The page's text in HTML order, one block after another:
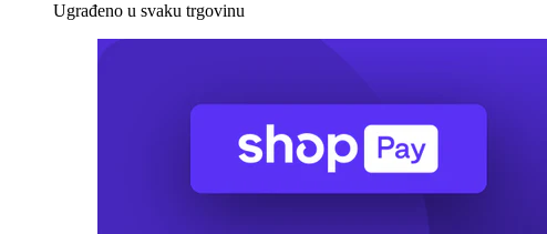
Ugrađeno u svaku trgovinu